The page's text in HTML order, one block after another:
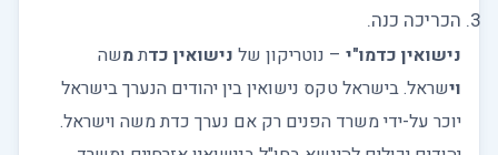
הכריכה כנה.
נישואין כדמו"י – נוטריקון של נישואין כדתמשה
וישראל. בישראל טקס נישואין בין יהודים הנערך בישראל
יוכר על-ידי משרד הפנים רק אם נערך כדת משה וישראל.